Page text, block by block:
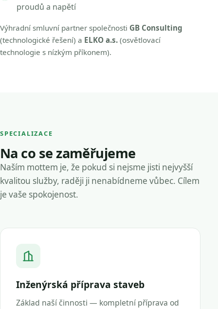
proudů a napětí
Výhradní smluvní partner společnosti GB Consulting
(technologické řešení) a ELKO a.s. (osvětlovací
technologie s nízkým příkonem).
SPECIALIZACE
Na co se zaměřujeme
Naším mottem je, že pokud si nejsme jisti nejvyšší
kvalitou služby, raději ji nenabídneme vůbec. Cílem
je vaše spokojenost.
Inženýrská příprava staveb
Základ naší činnosti — kompletní příprava od